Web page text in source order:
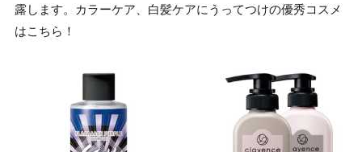
露します。カラーケア、白髪ケアにうってつけの優秀コスメ
はこちら！